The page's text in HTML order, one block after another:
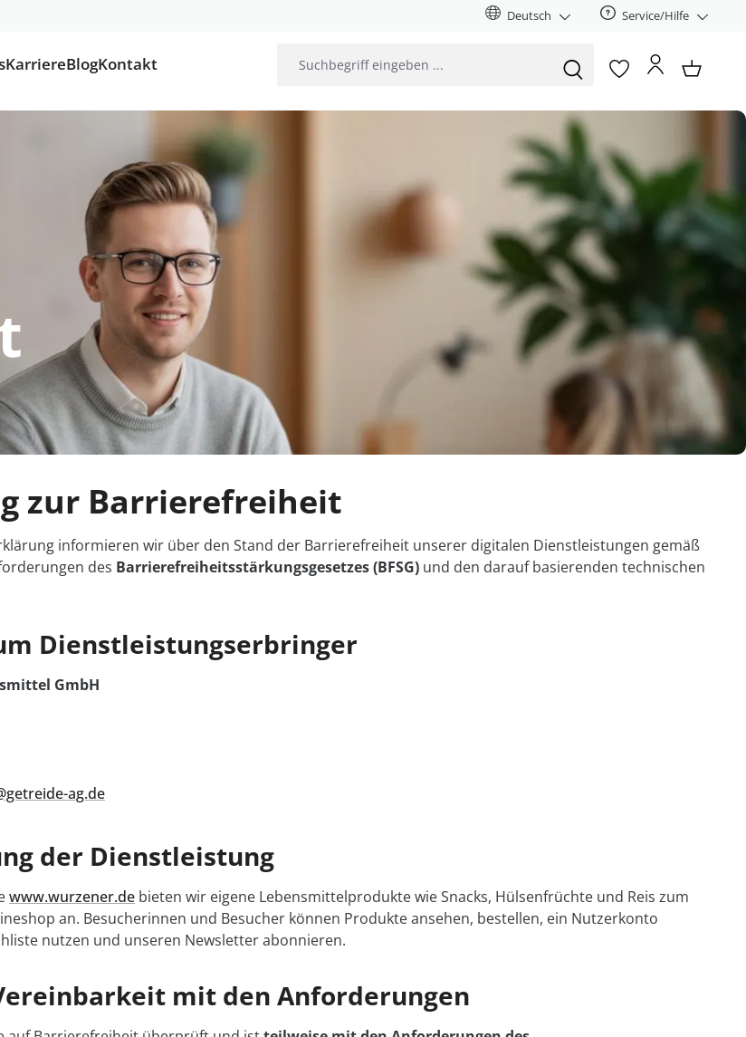
Deutsch Service/Hilfe
KarriereBlogKontakt
zur Barrierefreiheit
informieren wir über den Stand der Barrierefreiheit unserer digitalen Dienstleistungen gemäß
des Barrierefreiheitsstärkungsgesetzes (BFSG) und den darauf basierenden technischen
Dienstleistungserbringer
GmbH
ag.de
der Dienstleistung
www.wurzener.de bieten wir eigene Lebensmittelprodukte wie Snacks, Hülsenfrüchte und Reis zum
an. Besucherinnen und Besucher können Produkte ansehen, bestellen, ein Nutzerkonto
nutzen und unseren Newsletter abonnieren.
mit den Anforderungen